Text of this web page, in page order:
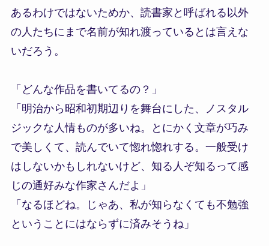
あるわけではないためか、読書家と呼ばれる以外
の人たちにまで名前が知れ渡っているとは言えな
いだろう。
「どんな作品を書いてるの？」
「明治から昭和初期辺りを舞台にした、ノスタル
ジックな人情ものが多いね。とにかく文章が巧み
で美しくて、読んでいて惚れ惚れする。一般受け
はしないかもしれないけど、知る人ぞ知るって感
じの通好みな作家さんだよ」
「なるほどね。じゃあ、私が知らなくても不勉強
ということにはならずに済みそうね」